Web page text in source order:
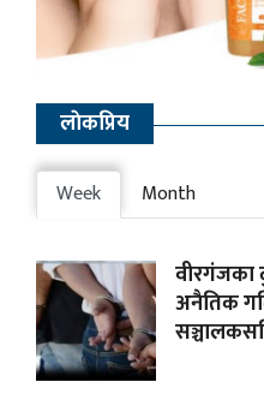
लाेकप्रिय
Week Month
वीरगंजका
अनैतिक